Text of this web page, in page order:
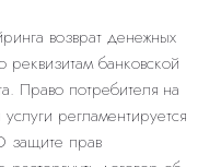
возврат денежных
реквизитам банковской
Право потребителя на
регламентируется
защите прав